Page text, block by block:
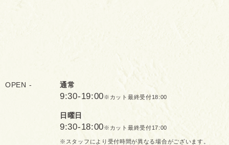
OPEN - 通常
9:30-19:00※カット最終受付18:00
日曜日
9:30-18:00※カット最終受付17:00
※スタッフにより受付時間が異なる場合がございます。